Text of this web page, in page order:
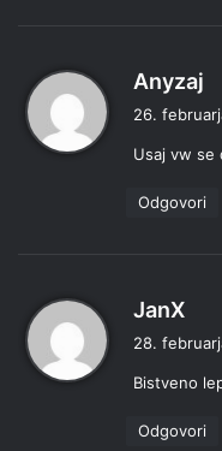
Anyzaj
v
:
26.
Usaj vw se
Odgovori
JanX
v
:
28.
Bistveno
Odgovori